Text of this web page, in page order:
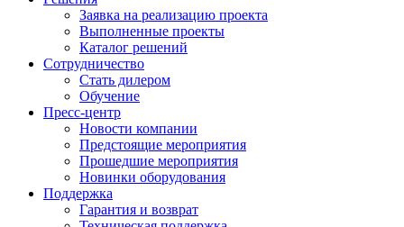
Заявка на реализацию проекта
Выполненные проекты
Каталог решений
Сотрудничество
Стать дилером
Обучение
Пресс-центр
Новости компании
Предстоящие мероприятия
Прошедшие мероприятия
Новинки оборудования
Поддержка
Гарантия и возврат